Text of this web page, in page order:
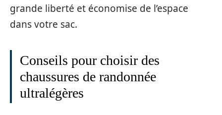
grande liberté et économise de l’espace
dans votre sac.
Conseils pour choisir des
chaussures de randonnée
ultralégères